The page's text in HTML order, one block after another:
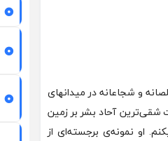
و شجاعانه در میدانهای
شقی‌ترین آحاد بشر بر زمین
او نمونه‌ی برجسته‌ای از